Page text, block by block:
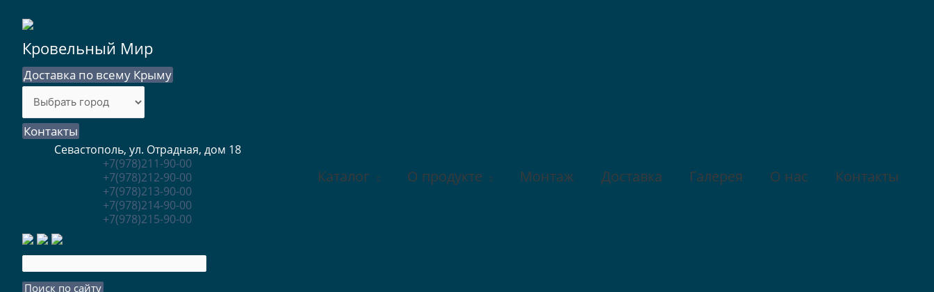
Кровельный Мир
Доставка по всему Крыму
Контакты
Севастополь, ул. Отрадная, дом 18
+7(978)211-90-00
+7(978)212-90-00
+7(978)213-90-00
+7(978)214-90-00
+7(978)215-90-00
Каталог О продукте Монтаж Доставка Галерея О нас Контакты